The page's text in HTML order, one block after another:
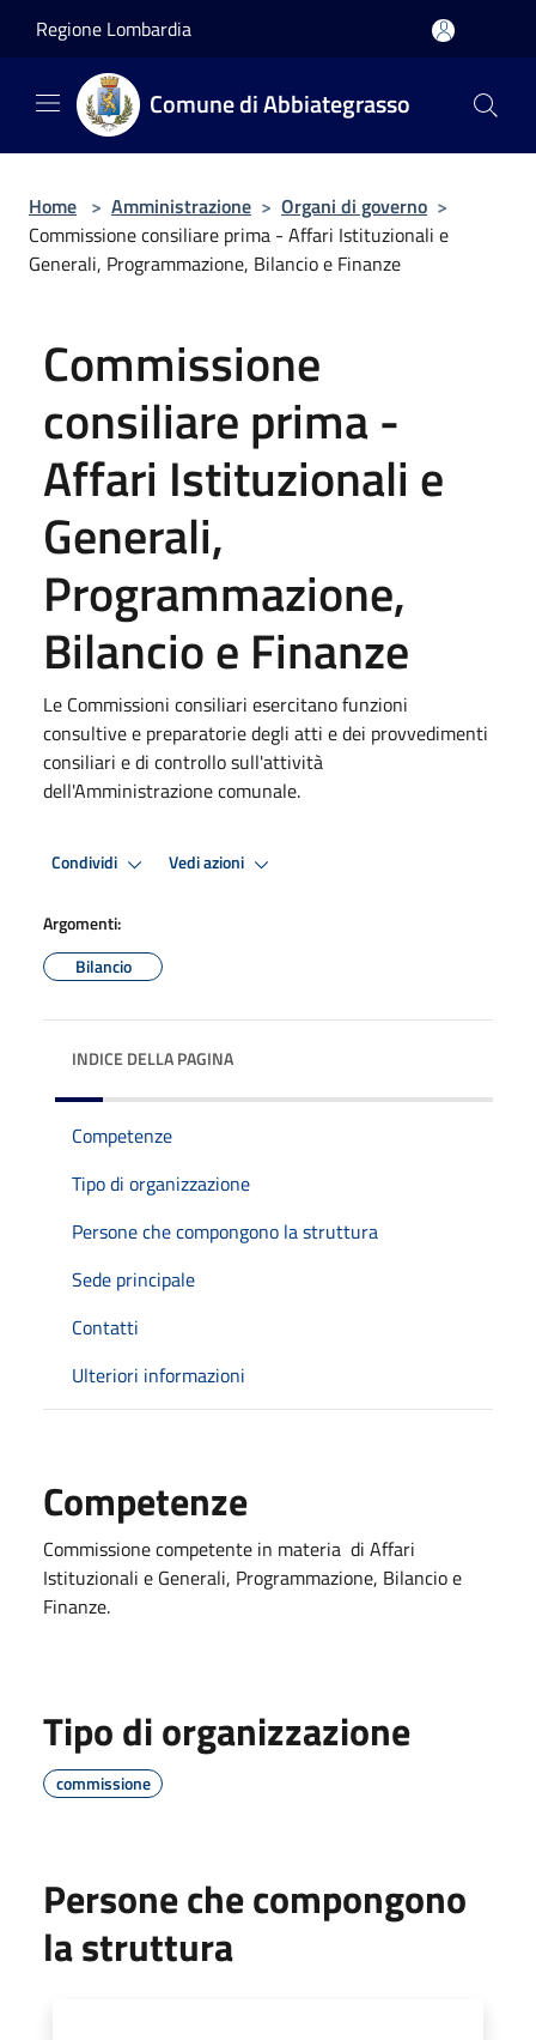
Regione Lombardia
Comune di Abbiategrasso
Home > Amministrazione > Organi di governo >
Commissione consiliare prima - Affari Istituzionali e
Generali, Programmazione, Bilancio e Finanze
Commissione
consiliare prima -
Affari Istituzionali e
Generali,
Programmazione,
Bilancio e Finanze
Le Commissioni consiliari esercitano funzioni
consultive e preparatorie degli atti e dei provvedimenti
consiliari e di controllo sull'attività
dell'Amministrazione comunale.
Condividi Vedi azioni
Argomenti:
Bilancio
INDICE DELLA PAGINA
Competenze
Tipo di organizzazione
Persone che compongono la struttura
Sede principale
Contatti
Ulteriori informazioni
Competenze
Commissione competente in materia di Affari
Istituzionali e Generali, Programmazione, Bilancio e
Finanze.
Tipo di organizzazione
commissione
Persone che compongono
la struttura